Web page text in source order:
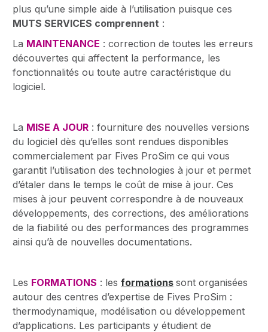
plus qu’une simple aide à l’utilisation puisque ces
MUTS SERVICES comprennent :
La MAINTENANCE : correction de toutes les erreurs
découvertes qui affectent la performance, les
fonctionnalités ou toute autre caractéristique du
logiciel.
La MISE A JOUR : fourniture des nouvelles versions
du logiciel dès qu’elles sont rendues disponibles
commercialement par Fives ProSim ce qui vous
garantit l’utilisation des technologies à jour et permet
d’étaler dans le temps le coût de mise à jour. Ces
mises à jour peuvent correspondre à de nouveaux
développements, des corrections, des améliorations
de la fiabilité ou des performances des programmes
ainsi qu’à de nouvelles documentations.
Les FORMATIONS : les formations sont organisées
autour des centres d’expertise de Fives ProSim :
thermodynamique, modélisation ou développement
d’applications. Les participants y étudient de